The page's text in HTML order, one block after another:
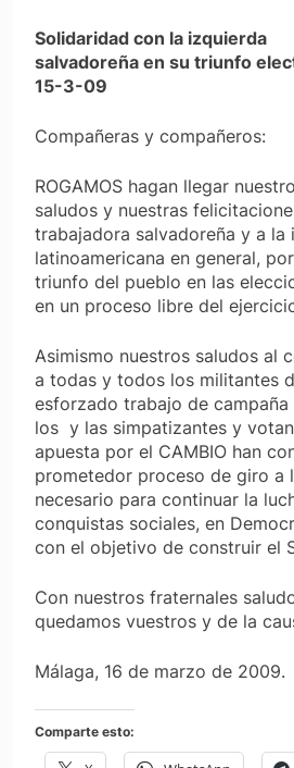
Solidaridad con la izquierda
salvadoreña en su triunfo
15-3-09
Compañeras y compañeros:
ROGAMOS hagan llegar
saludos y nuestras
trabajadora salvadoreña y a la
latinoamericana en general,
triunfo del pueblo en las
en un proceso libre del
Asimismo nuestros saludos al
a todas y todos los militantes
esforzado trabajo de
los y las simpatizantes y
apuesta por el CAMBIO han
prometedor proceso de giro a
necesario para continuar la
conquistas sociales, en
con el objetivo de construir el
Con nuestros fraternales
quedamos vuestros y de la
Málaga, 16 de marzo de 2009.
Comparte esto: